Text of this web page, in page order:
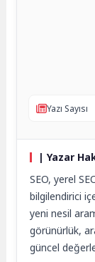
Yazı Sayısı
| Yazar
SEO, yerel
bilgilendirici
yeni nesil
görünürlük,
güncel